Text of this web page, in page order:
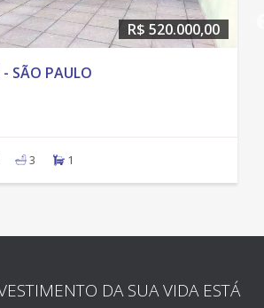
R$ 520.000,00
- SÃO PAULO
3 1
DA SUA VIDA ESTÁ